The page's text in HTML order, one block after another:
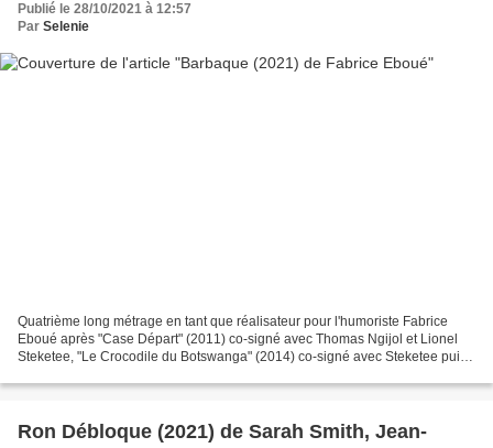
Publié le 28/10/2021 à 12:57
Par Selenie
Quatrième long métrage en tant que réalisateur pour l'humoriste Fabrice
Eboué après "Case Départ" (2011) co-signé avec Thomas Ngijol et Lionel
Steketee, "Le Crocodile du Botswanga" (2014) co-signé avec Steketee puis
Ron Débloque (2021) de Sarah Smith, Jean-